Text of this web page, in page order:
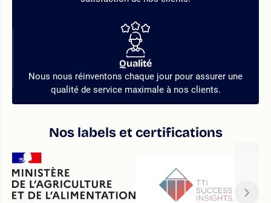
Qualité
Nous nous réinventons chaque jour pour assurer une
qualité de service maximale à nos clients.
Nos labels et certifications